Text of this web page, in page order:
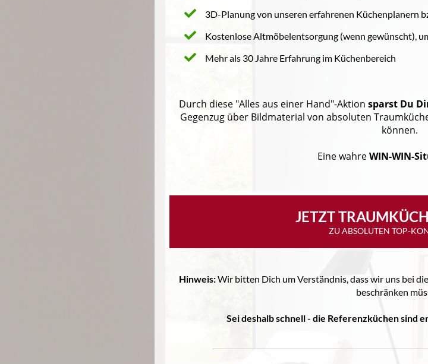
3D-Planung von unseren erfahrenen Küchenplanern
Kostenlose Altmöbelentsorgung (wenn gewünscht),
Mehr als 30 Jahre Erfahrung im Küchenbereich
Durch diese "Alles aus einer Hand"-Aktion sparst Du
Gegenzug über Bildmaterial von absoluten
können.
Eine wahreWIN-WIN-
JETZT
ZU ABSOLUTEN TOP-
Hinweis:Wir bitten Dich um Verständnis, dass wir uns bei
beschränken
Sei deshalb schnell - die Referenzküchen sind